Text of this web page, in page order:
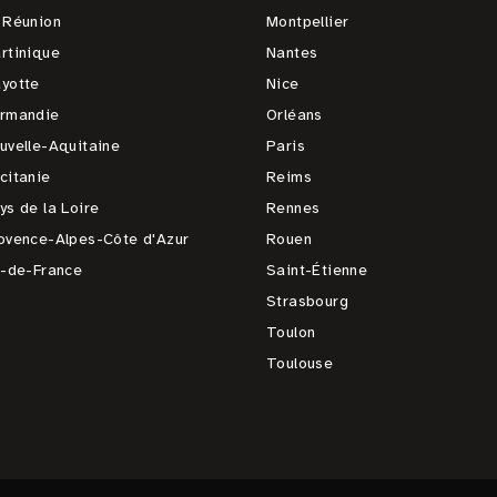
Aquitaine
de la Loire
Alpes-Côte d'Azur
de-France
Montpellier
Nantes
Nice
Orléans
Paris
Reims
Rennes
Rouen
Saint-Étienne
Strasbourg
Toulon
Toulouse